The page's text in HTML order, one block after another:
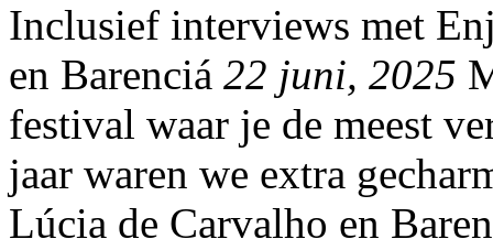
Inclusief interviews met
en Barenciá 22 juni, 2025
festival waar je de meest
jaar waren we extra
Lúcia de Carvalho en